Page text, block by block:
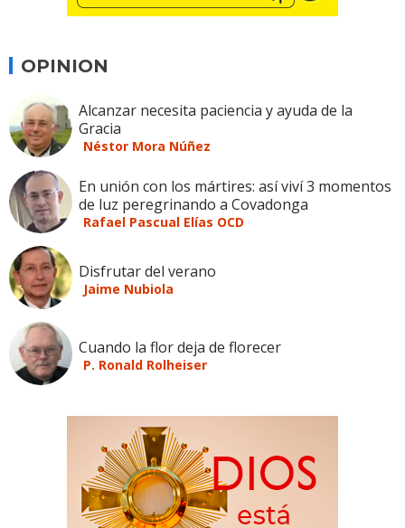
OPINION
Alcanzar necesita paciencia y ayuda de la
Gracia
Néstor Mora Núñez
En unión con los mártires: así viví 3 momentos
de luz peregrinando a Covadonga
Rafael Pascual Elías OCD
Disfrutar del verano
Jaime Nubiola
Cuando la flor deja de florecer
P. Ronald Rolheiser